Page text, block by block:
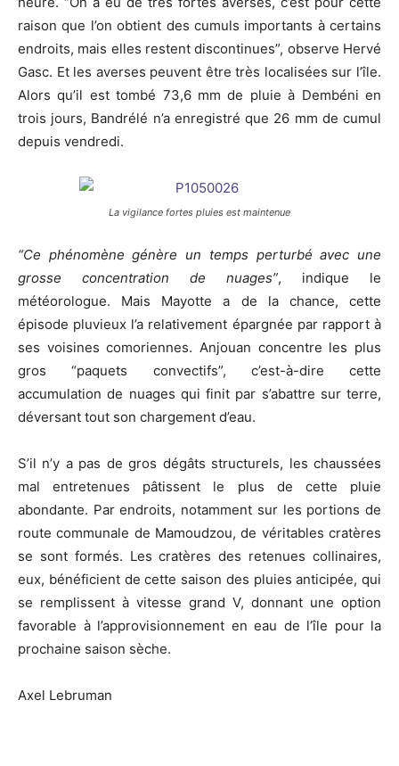
raison que l’on obtient des cumuls importants à certains
endroits, mais elles restent discontinues”, observe Hervé
Gasc. Et les averses peuvent être très localisées sur l’île.
Alors qu’il est tombé 73,6 mm de pluie à Dembéni en
trois jours, Bandrélé n’a enregistré que 26 mm de cumul
depuis vendredi.
La vigilance fortes pluies est maintenue
“Ce phénomène génère un temps perturbé avec une
grosse concentration de nuages”, indique le
météorologue. Mais Mayotte a de la chance, cette
épisode pluvieux l’a relativement épargnée par rapport à
ses voisines comoriennes. Anjouan concentre les plus
gros “paquets convectifs”, c’est-à-dire cette
accumulation de nuages qui finit par s’abattre sur terre,
déversant tout son chargement d’eau.
S’il n’y a pas de gros dégâts structurels, les chaussées
mal entretenues pâtissent le plus de cette pluie
abondante. Par endroits, notamment sur les portions de
route communale de Mamoudzou, de véritables cratères
se sont formés. Les cratères des retenues collinaires,
eux, bénéficient de cette saison des pluies anticipée, qui
se remplissent à vitesse grand V, donnant une option
favorable à l’approvisionnement en eau de l’île pour la
prochaine saison sèche.
Axel Lebruman